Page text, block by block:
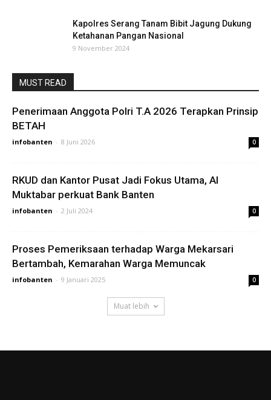
Kapolres Serang Tanam Bibit Jagung Dukung
Ketahanan Pangan Nasional
9 November 2024
MUST READ
Penerimaan Anggota Polri T.A 2026 Terapkan Prinsip
BETAH
infobanten - 8 Juni 2026 0
RKUD dan Kantor Pusat Jadi Fokus Utama, Al
Muktabar perkuat Bank Banten
infobanten - 2 Juli 2024 0
Proses Pemeriksaan terhadap Warga Mekarsari
Bertambah, Kemarahan Warga Memuncak
infobanten - 9 Januari 2025 0
Muat lebih